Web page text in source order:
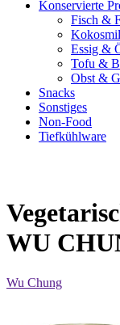
Konservierte
Fisch &
Essig &
Tofu &
Obst &
Snacks
Sonstiges
Non-Food
Tiefkühlware
WU
Wu Chung